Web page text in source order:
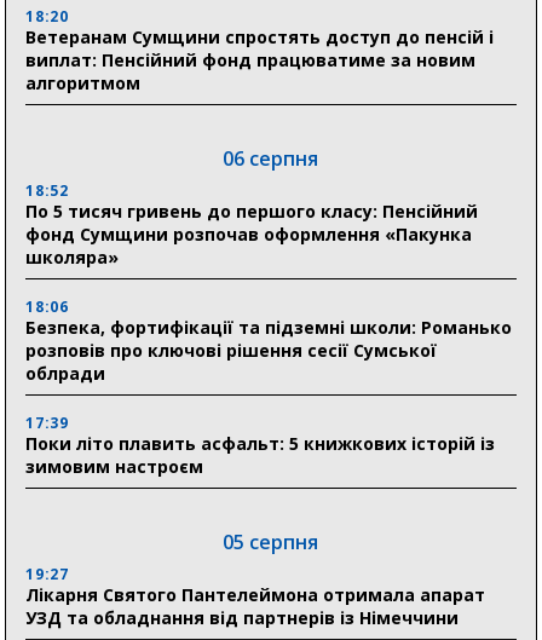
18:20
Ветеранам Сумщини спростять доступ до пенсій і
виплат: Пенсійний фонд працюватиме за новим
алгоритмом
06 серпня
18:52
По 5 тисяч гривень до першого класу: Пенсійний
фонд Сумщини розпочав оформлення «Пакунка
школяра»
18:06
Безпека, фортифікації та підземні школи: Романько
розповів про ключові рішення сесії Сумської
облради
17:39
Поки літо плавить асфальт: 5 книжкових історій із
зимовим настроєм
05 серпня
19:27
Лікарня Святого Пантелеймона отримала апарат
УЗД та обладнання від партнерів із Німеччини